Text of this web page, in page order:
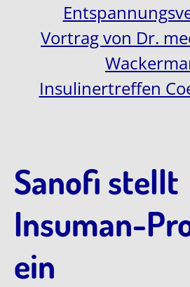
Vortrag von Dr.
Insulinertreffen
Sanofi stellt
Insuman-
ein